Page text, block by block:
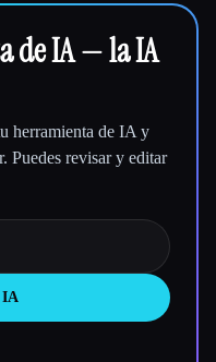
de IA — la IA
herramienta de IA y
Puedes revisar y editar
IA